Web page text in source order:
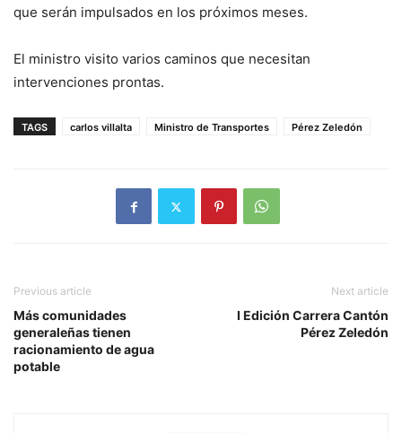
que serán impulsados en los próximos meses.
El ministro visito varios caminos que necesitan
intervenciones prontas.
TAGS carlos villalta Ministro de Transportes Pérez Zeledón
Previous article
Más comunidades
generaleñas tienen
racionamiento de agua
potable
Next article
I Edición Carrera Cantón
Pérez Zeledón